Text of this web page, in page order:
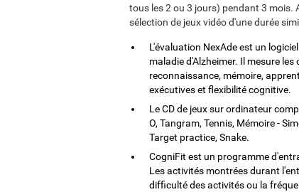
tous les 2 ou 3 jours) pendant 3 mois.
sélection de jeux vidéo d'une durée
L'évaluation NexAde est un
maladie d'Alzheimer. Il mesure
reconnaissance, mémoire,
exécutives et flexibilité cognitive.
Le CD de jeux sur ordinateur
O, Tangram, Tennis, Mémoire -
Target practice, Snake.
CogniFit est un programme
Les activités montrées durant
difficulté des activités ou la